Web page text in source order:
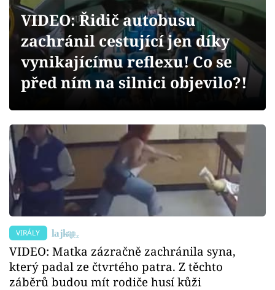
Videa
Sledujte prima+
Sledujte nás
VIDEO: Řidič autobusu
zachránil cestující jen díky
vynikajícímu reflexu! Co se
před ním na silnici objevilo?!
VIRÁLY
VIDEO: Matka zázračně zachránila syna,
který padal ze čtvrtého patra. Z těchto
záběrů budou mít rodiče husí kůži